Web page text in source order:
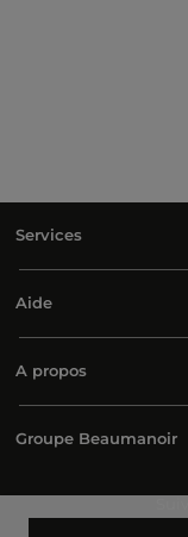
Services
Aide
A propos
Groupe Beaumanoir